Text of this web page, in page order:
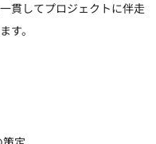
貫してプロジェクトに伴走
す。